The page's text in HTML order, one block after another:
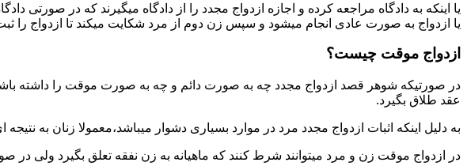
یا اینکه به دادگاه مراجعه کرده و اجازه ازدواج مجدد را از دادگاه میگیرند که در صورتی
یا ازدواج به صورت عادی انجام میشود و سپس زن دوم از مرد شکایت میکند تا ازدواج را
ازدواج موقت چیست؟
در صورتیکه شوهر قصد ازدواج مجدد چه به صورت دائم و چه به صورت موقت را داشته
عقد طلاق بگیرد.
به دلیل اینکه اثبات ازدواج مجدد مرد در موارد بسیاری دشوار میباشد،معمولا زنان به
در ازدواج موقت زن و مرد میتوانند شرط کنند که ماهیانه به زن نفقه تعلق بگیرد ولی در